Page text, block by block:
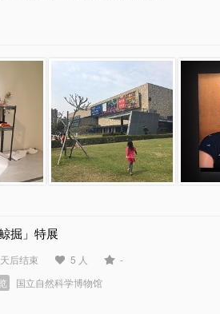
鲸掘」特展
后结束 5 人
-
国立自然科学博物馆